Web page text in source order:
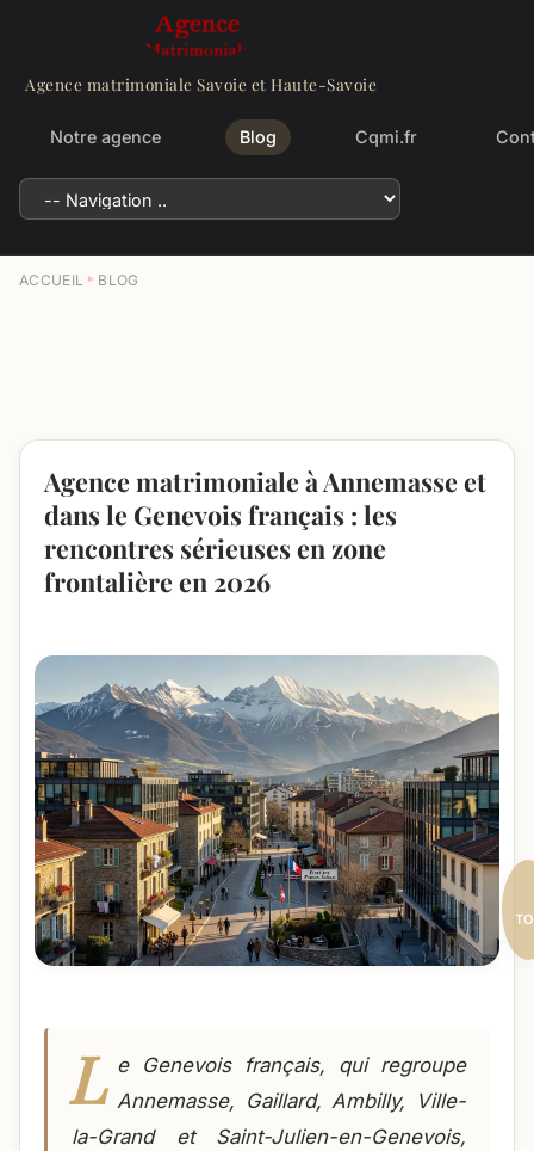
Agence matrimoniale Savoie et Haute-Savoie
Notre agence Blog Cqmi.fr
ACCUEIL BLOG
Agence matrimoniale à Annemasse et
dans le Genevois français : les
rencontres sérieuses en zone
frontalière en 2026
L e Genevois français, qui regroupe
Annemasse, Gaillard, Ambilly, Ville-
la-Grand et Saint-Julien-en-Genevois,